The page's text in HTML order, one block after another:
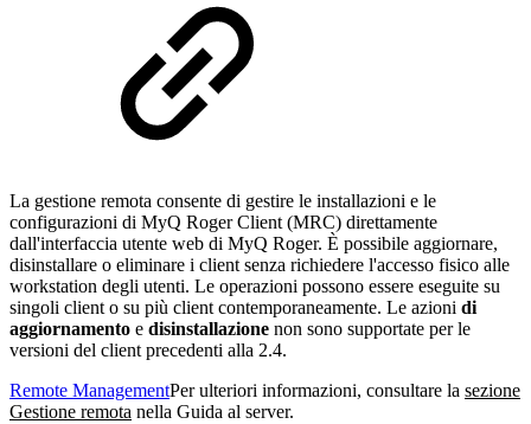
La gestione remota consente di gestire le installazioni e le
configurazioni di MyQ Roger Client (MRC) direttamente
dall'interfaccia utente web di MyQ Roger. È possibile aggiornare,
disinstallare o eliminare i client senza richiedere l'accesso fisico alle
workstation degli utenti. Le operazioni possono essere eseguite su
singoli client o su più client contemporaneamente. Le azioni di
aggiornamento e disinstallazione non sono supportate per le
versioni del client precedenti alla 2.4.
Remote ManagementPer ulteriori informazioni, consultare la sezione
Gestione remota nella Guida al server.